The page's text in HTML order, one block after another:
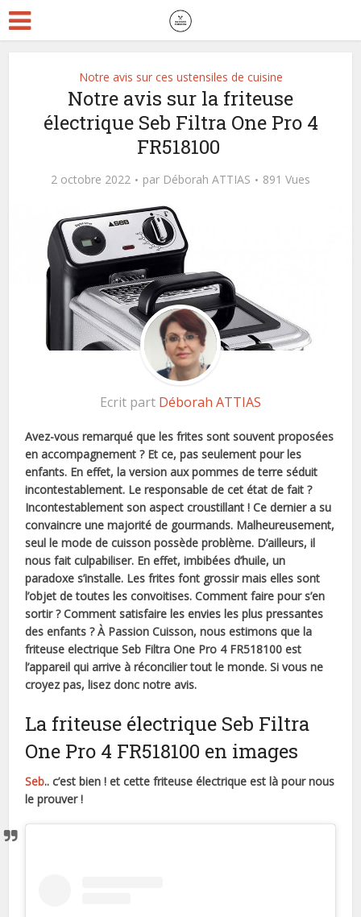
Notre avis sur ces ustensiles de cuisine
Notre avis sur la friteuse
électrique Seb Filtra One Pro 4
FR518100
2 octobre 2022 par Déborah ATTIAS 891 Vues
Ecrit part Déborah ATTIAS
Avez-vous remarqué que les frites sont souvent proposées
en accompagnement ? Et ce, pas seulement pour les
enfants. En effet, la version aux pommes de terre séduit
incontestablement. Le responsable de cet état de fait ?
Incontestablement son aspect croustillant ! Ce dernier a su
convaincre une majorité de gourmands. Malheureusement,
seul le mode de cuisson possède problème. D’ailleurs, il
nous fait culpabiliser. En effet, imbibées d’huile, un
paradoxe s’installe. Les frites font grossir mais elles sont
l’objet de toutes les convoitises. Comment faire pour s’en
sortir ? Comment satisfaire les envies les plus pressantes
des enfants ? À Passion Cuisson, nous estimons que la
friteuse electrique Seb Filtra One Pro 4 FR518100 est
l’appareil qui arrive à réconcilier tout le monde. Si vous ne
croyez pas, lisez donc notre avis.
La friteuse électrique Seb Filtra
One Pro 4 FR518100 en images
Seb.. c’est bien ! et cette friteuse électrique est là pour nous
le prouver !